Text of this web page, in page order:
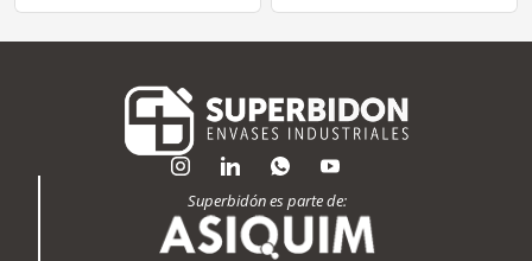
Superbidón es parte de: